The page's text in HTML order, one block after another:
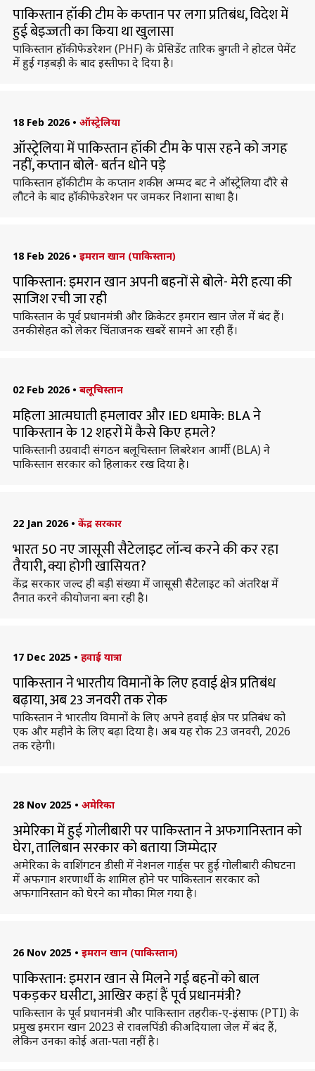
पाकिस्तान हॉकी टीम के कप्तान पर लगा प्रतिबंध, विदेश में
हुई बेइज्जती का किया था खुलासा
पाकिस्तान हॉकी फेडरेशन (PHF) के प्रेसिडेंट तारिक बुगती ने होटल पेमेंट
में हुई गड़बड़ी के बाद इस्तीफा दे दिया है।
18 Feb 2026 • ऑस्ट्रेलिया
ऑस्ट्रेलिया में पाकिस्तान हॉकी टीम के पास रहने को जगह
नहीं, कप्तान बोले- बर्तन धोने पड़े
पाकिस्तान हॉकी टीम के कप्तान शकील अम्मद बट ने ऑस्ट्रेलिया दौरे से
लौटने के बाद हॉकी फेडरेशन पर जमकर निशाना साधा है।
18 Feb 2026 • इमरान खान (पाकिस्तान)
पाकिस्तान: इमरान खान अपनी बहनों से बोले- मेरी हत्या की
साजिश रची जा रही
पाकिस्तान के पूर्व प्रधानमंत्री और क्रिकेटर इमरान खान जेल में बंद हैं।
उनकी सेहत को लेकर चिंताजनक खबरें सामने आ रही हैं।
02 Feb 2026 • बलूचिस्तान
महिला आत्मघाती हमलावर और IED धमाके: BLA ने
पाकिस्तान के 12 शहरों में कैसे किए हमले?
पाकिस्तानी उग्रवादी संगठन बलूचिस्तान लिबरेशन आर्मी (BLA) ने
पाकिस्तान सरकार को हिलाकर रख दिया है।
22 Jan 2026 • केंद्र सरकार
भारत 50 नए जासूसी सैटेलाइट लॉन्च करने की कर रहा
तैयारी, क्या होगी खासियत?
केंद्र सरकार जल्द ही बड़ी संख्या में जासूसी सैटेलाइट को अंतरिक्ष में
तैनात करने की योजना बना रही है।
17 Dec 2025 • हवाई यात्रा
पाकिस्तान ने भारतीय विमानों के लिए हवाई क्षेत्र प्रतिबंध
बढ़ाया, अब 23 जनवरी तक रोक
पाकिस्तान ने भारतीय विमानों के लिए अपने हवाई क्षेत्र पर प्रतिबंध को
एक और महीने के लिए बढ़ा दिया है। अब यह रोक 23 जनवरी, 2026
तक रहेगी।
28 Nov 2025 • अमेरिका
अमेरिका में हुई गोलीबारी पर पाकिस्तान ने अफगानिस्तान को
घेरा, तालिबान सरकार को बताया जिम्मेदार
अमेरिका के वाशिंगटन डीसी में नेशनल गार्ड्स पर हुई गोलीबारी की घटना
में अफगान शरणार्थी के शामिल होने पर पाकिस्तान सरकार को
अफगानिस्तान को घेरने का मौका मिल गया है।
26 Nov 2025 • इमरान खान (पाकिस्तान)
पाकिस्तान: इमरान खान से मिलने गई बहनों को बाल
पकड़कर घसीटा, आखिर कहां हैं पूर्व प्रधानमंत्री?
पाकिस्तान के पूर्व प्रधानमंत्री और पाकिस्तान तहरीक-ए-इंसाफ (PTI) के
प्रमुख इमरान खान 2023 से रावलपिंडी की अदियाला जेल में बंद हैं,
लेकिन उनका कोई अता-पता नहीं है।